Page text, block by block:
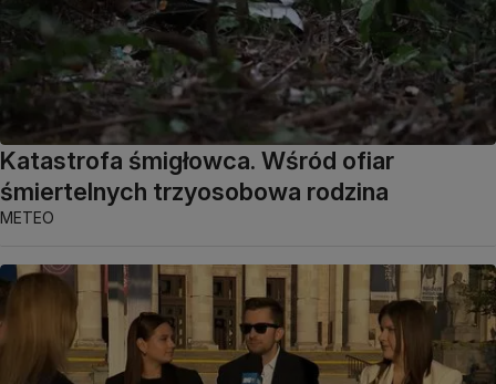
Katastrofa śmigłowca. Wśród ofiar
śmiertelnych trzyosobowa rodzina
METEO